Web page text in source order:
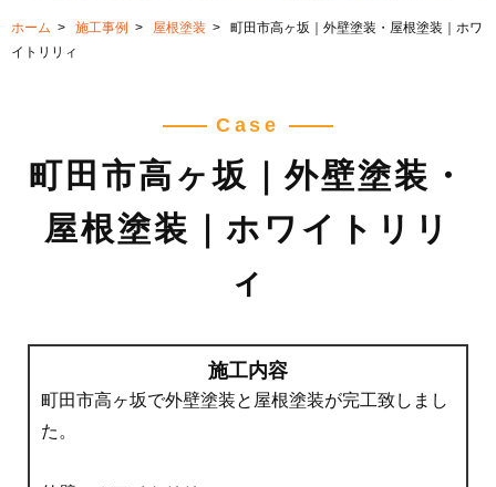
ホーム > 施工事例 > 屋根塗装 > 町田市高ヶ坂｜外壁塗装・屋根塗装｜ホワ
イトリリィ
Case
町田市高ヶ坂｜外壁塗装・
屋根塗装｜ホワイトリリ
ィ
施工内容
町田市高ヶ坂で外壁塗装と屋根塗装が完工致しまし
た。